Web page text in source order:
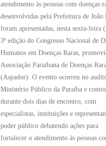
atendimento às pessoas com doenças
desenvolvidas pela Prefeitura de João
foram apresentadas, nesta sexta-feira
3ª edição do Congresso Nacional de
Humanos em Doenças Raras,
Associação Paraibana de Doenças
(Aspador). O evento ocorreu no
Ministério Público da Paraíba e
durante dois dias de encontro, com
especialistas, instituições e
poder público debatendo ações para
fortalecer o atendimento às pessoas